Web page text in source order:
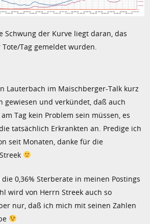
Schwung der Kurve liegt daran, das
Tag gemeldet wurden.
Lauterbach im Maischberger-Talk kurz
gewiesen und verkündet, daß auch
Tag kein Problem sein müssen, es
tatsächlich Erkrankten an. Predige ich
seit Monaten, danke für die
0,36% Sterberate in meinen Postings
wird von Herrn Streek auch so
nur, daß ich mich mit seinen Zahlen